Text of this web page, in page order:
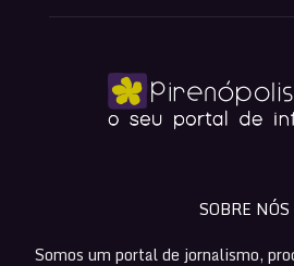
SOBRE NÓS
Somos um portal de jornalismo,